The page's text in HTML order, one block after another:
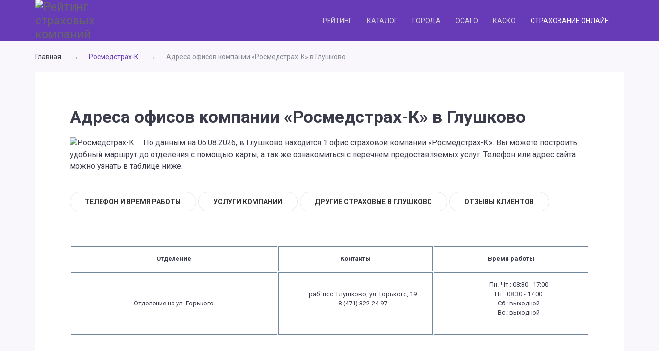
РЕЙТИНГ КАТАЛОГ ГОРОДА ОСАГО КАСКО СТРАХОВАНИЕ ОНЛАЙН
Главная Росмедстрах-К Адреса офисов компании «Росмедстрах-К» в Глушково
Адреса офисов компании «Росмедстрах-К» в Глушково
По данным на 06.08.2026, в Глушково находится 1 офис страховой компании «Росмедстрах-К». Вы можете построить
удобный маршрут до отделения с помощью карты, а так же ознакомиться с перечнем предоставляемых услуг. Телефон или адрес сайта
можно узнать в таблице ниже.
ТЕЛЕФОН И ВРЕМЯ РАБОТЫ УСЛУГИ КОМПАНИИ ДРУГИЕ СТРАХОВЫЕ В ГЛУШКОВО ОТЗЫВЫ КЛИЕНТОВ
Отделение Контакты Время работы
Отделение на ул. Горького
раб. пос. Глушково, ул. Горького, 19
8 (471) 322-24-97
Пн.-Чт.: 08:30 - 17:00
Пт.: 08:30 - 17:00
Сб.: выходной
Вс.: выходной